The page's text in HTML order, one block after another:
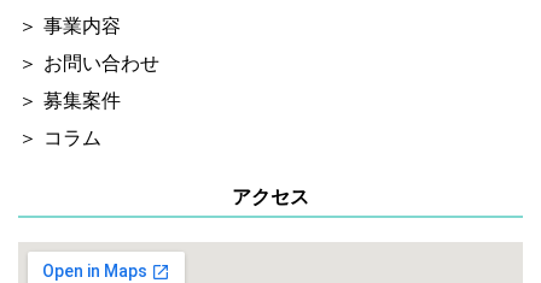
事業内容
お問い合わせ
募集案件
コラム
アクセス